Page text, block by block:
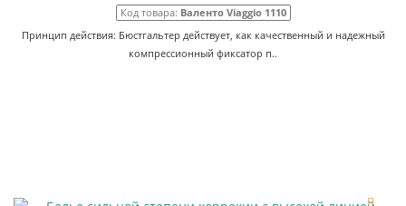
Код товара: Валенто Viaggio 1110
Принцип действия: Бюстгальтер действует, как качественный и надежный
компрессионный фиксатор п..